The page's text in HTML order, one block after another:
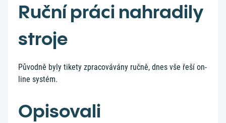
Ruční práci nahradily
stroje
Původně byly tikety zpracovávány ručně, dnes vše řeší on-
line systém.
Opisovali